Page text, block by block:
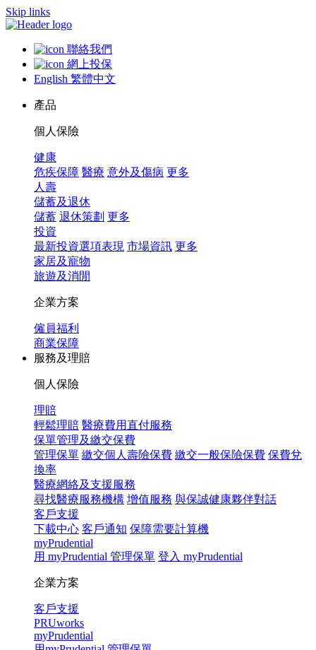
Skip links
聯絡我們
網上投保
English 繁體中文
產品
個人保險
健康
危疾保障 醫療 意外及傷病 更多
人壽
儲蓄及退休
儲蓄 退休策劃 更多
投資
最新投資選項表現 市場資訊 更多
家居及寵物
旅遊及消閒
企業方案
僱員福利
商業保障
服務及理賠
個人保險
理賠
輕鬆理賠 醫療費用直付服務
保單管理及繳交保費
管理保單 繳交個人壽險保費 繳交一般保險保費 保費兌
換率
醫療網絡及支援服務
尋找醫療服務機構 增值服務 與保誠健康夥伴對話
客戶支援
下載中心 客戶通知 保障需要計算機
myPrudential
用 myPrudential 管理保單 登入 myPrudential
企業方案
客戶支援
PRUworks
myPrudential